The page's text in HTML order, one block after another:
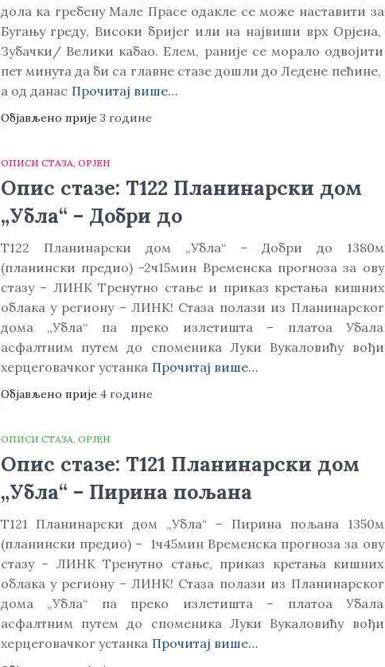
дола ка гребену Мале Прасе одакле се може наставити за
Бугању греду, Високи бријег или на највиши врх Орјена,
Зубачки/ Велики кабао. Елем, раније се морало одвојити
пет минута да би са главне стазе дошли до Ледене пећине,
а од данас Прочитај више…
Објављено прије 3 године
ОПИСИ СТАЗА ОРЈЕН
Опис стазе: Т122 Планинарски дом
„Убла“ – Добри до
Т122 Планинарски дом „Убла“ – Добри до 1380м
(планински предио) -2ч15мин Временска прогноза за ову
стазу – ЛИНК Тренутно стање и приказ кретањa кишних
облака у региону – ЛИНК! Стаза полази из Планинарског
дома „Убла“ па преко излетишта – платоа Убала
асфалтним путем до споменика Луки Вукаловићу вођи
херцеговачког устанка Прочитај више…
Објављено прије 4 године
ОПИСИ СТАЗА ОРЈЕН
Опис стазе: Т121 Планинарски дом
„Убла“ – Пирина пољана
Т121 Планинарски дом „Убла“ – Пирина пољана 1350м
(планински предио) – 1ч45мин Временска прогноза за ову
стазу – ЛИНК Тренутно стање, приказ кретањa кишних
облака у региону – ЛИНК! Стаза полази из Планинарског
дома „Убла“ па преко излетишта – платоа Убала
асфалтним путем до споменика Луки Вукаловићу вођи
херцеговачког устанка Прочитај више…